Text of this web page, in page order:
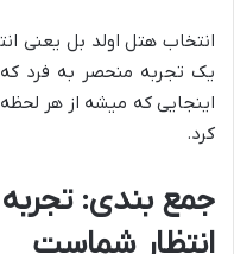
انتخاب هتل اولد بل یعنی
یک تجربه منحصر به فرد
اینجایی که میشه از هر
کرد.
جمع بندی:
انتظار شماست